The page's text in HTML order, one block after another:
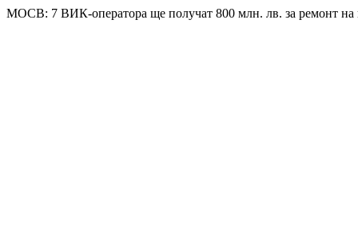
МОСВ: 7 ВИК-оператора ще получат 800 млн. лв. за ремонт на